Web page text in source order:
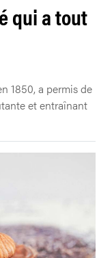
qui a tout
1850, a permis de
et entraînant